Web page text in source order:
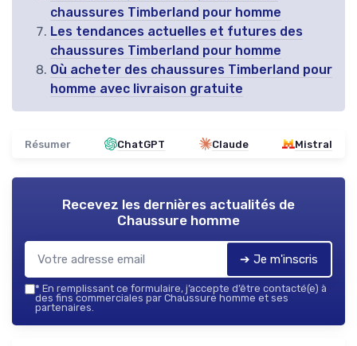
chaussures Timberland pour homme
Les tendances actuelles et futures des
chaussures Timberland pour homme
Où acheter des chaussures Timberland pour
homme avec livraison gratuite
Résumer ChatGPT Claude Mistral
Recevez les dernières actualités de
Chaussure homme
➔ Je m'inscris
* En remplissant ce formulaire, j’accepte d’être contacté(e) à
des fins commerciales par Chaussure homme et ses
partenaires.